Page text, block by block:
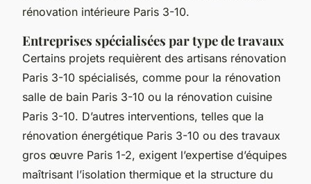
rénovation intérieure Paris 3-10.
Entreprises spécialisées par type de travaux
Certains projets requièrent des artisans rénovation
Paris 3-10 spécialisés, comme pour la rénovation
salle de bain Paris 3-10 ou la rénovation cuisine
Paris 3-10. D’autres interventions, telles que la
rénovation énergétique Paris 3-10 ou des travaux
gros œuvre Paris 1-2, exigent l’expertise d’équipes
maîtrisant l’isolation thermique et la structure du